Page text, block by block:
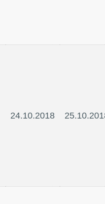
24.10.2018